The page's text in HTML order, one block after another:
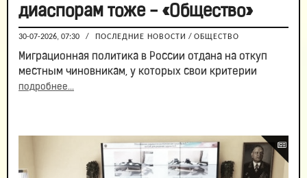
диаспорам тоже - «Общество»
30-07-2026, 07:30 / ПОСЛЕДНИЕ НОВОСТИ / ОБЩЕСТВО
Миграционная политика в России отдана на откуп
местным чиновникам, у которых свои критерии
подробнее...